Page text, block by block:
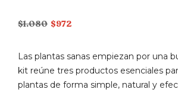
$1.080 El
original
era:
$1.080.
$972El
actual
es:
$972.
Las plantas sanas empiezan por una
kit reúne tres productos esenciales
plantas de forma simple, natural y